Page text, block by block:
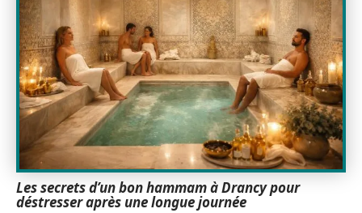
Les secrets d’un bon hammam à Drancy pour
déstresser après une longue journée